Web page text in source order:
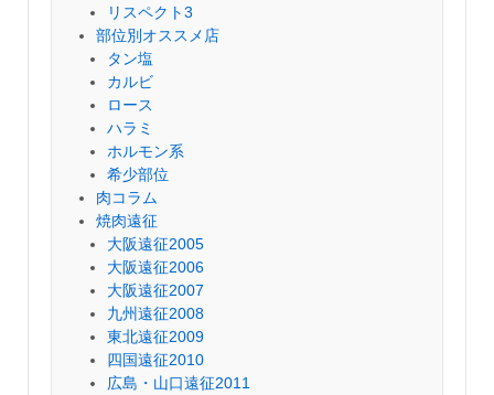
リスペクト3
部位別オススメ店
タン塩
カルビ
ロース
ハラミ
ホルモン系
希少部位
肉コラム
焼肉遠征
大阪遠征2005
大阪遠征2006
大阪遠征2007
九州遠征2008
東北遠征2009
四国遠征2010
広島・山口遠征2011